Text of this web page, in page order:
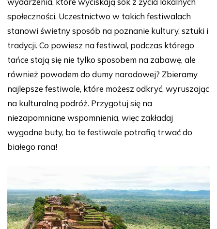
społeczności. Uczestnictwo w takich festiwalach
stanowi świetny sposób na poznanie kultury, sztuki i
tradycji. Co powiesz na festiwal, podczas którego
tańce stają się nie tylko sposobem na zabawę, ale
również powodem do dumy narodowej? Zbieramy
najlepsze festiwale, które możesz odkryć, wyruszając
na kulturalną podróż. Przygotuj się na
niezapomniane wspomnienia, więc zakładaj
wygodne buty, bo te festiwale potrafią trwać do
białego rana!